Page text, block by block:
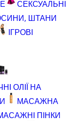
СЕКСУАЛЬНІ
ШТАНИ
ІГРОВІ
ОЛІЇ НА
МАСАЖНА
ПІНКИ